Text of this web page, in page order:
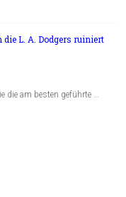
die L. A. Dodgers ruiniert
die am besten geführte …